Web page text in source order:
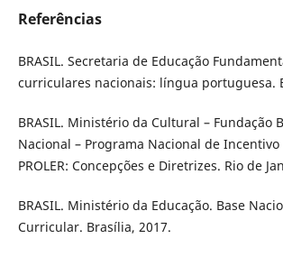
Referências
BRASIL. Secretaria de Educação
curriculares nacionais: língua portuguesa.
BRASIL. Ministério da Cultural – Fundação
Nacional – Programa Nacional de Incentivo
PROLER: Concepções e Diretrizes. Rio de
BRASIL. Ministério da Educação. Base
Curricular. Brasília, 2017.